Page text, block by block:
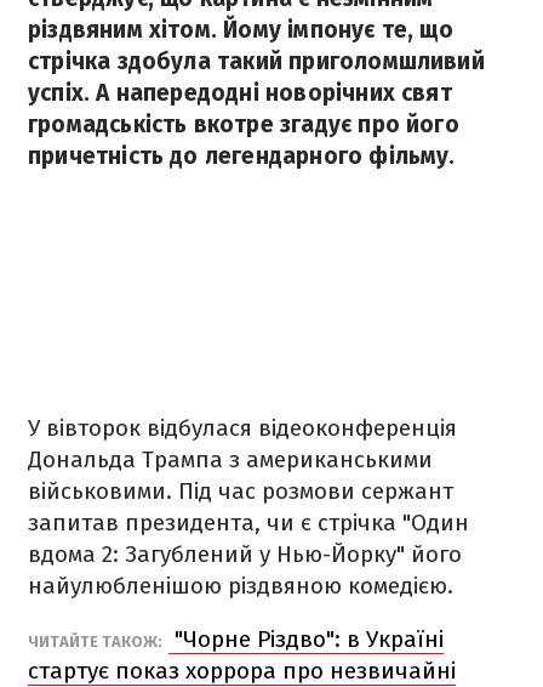
різдвяним хітом. Йому імпонує те, що
стрічка здобула такий приголомшливий
успіх. А напередодні новорічних свят
громадськість вкотре згадує про його
причетність до легендарного фільму.
У вівторок відбулася відеоконференція
Дональда Трампа з американськими
військовими. Під час розмови сержант
запитав президента, чи є стрічка "Один
вдома 2: Загублений у Нью-Йорку" його
найулюбленішою різдвяною комедією.
ЧИТАЙТЕ ТАКОЖ:
"Чорне Різдво": в Україні
стартує показ хоррора про незвичайні